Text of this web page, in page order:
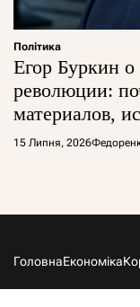
Політика
Егор Буркин
революции:
материалов,
глобальной
15 Липня, 2026
ГоловнаЕкономіка